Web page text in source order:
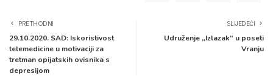
PRETHODNI
29.10.2020. SAD: Iskoristivost
telemedicine u motivaciji za
tretman opijatskih ovisnika s
depresijom
SLIJEDEĆI
Udruženje „Izlazak“ u poseti
Vranju